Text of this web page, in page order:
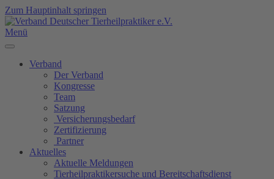
Zum Hauptinhalt springen
Menü
Verband
Der Verband
Kongresse
Team
Satzung
Versicherungsbedarf
Zertifizierung
Partner
Aktuelles
Aktuelle Meldungen
Tierheilpraktikersuche und Bereitschaftsdienst